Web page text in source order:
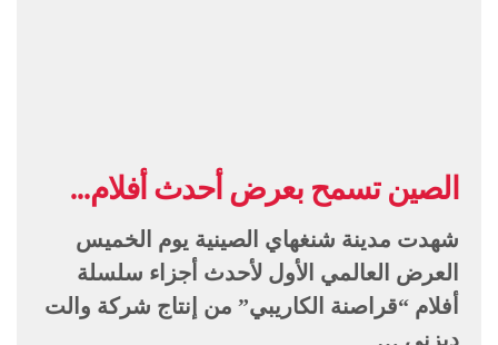
الصين تسمح بعرض أحدث أفلام...
شهدت مدينة شنغهاي الصينية يوم الخميس
العرض العالمي الأول لأحدث أجزاء سلسلة
أفلام “قراصنة الكاريبي” من إنتاج شركة والت
ديزني …